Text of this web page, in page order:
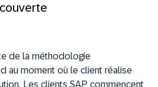
de la méthodologie
au moment où le client réalise
Les clients SAP commencent